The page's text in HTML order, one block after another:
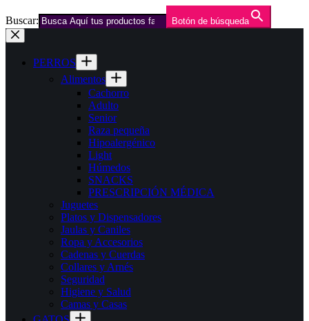
Buscar: Botón de búsqueda
Saltar
al
contenidoPERROS
Alimentos
Cachorro
Adulto
Senior
Raza pequeña
Hipoalergénico
Light
Húmedos
SNACKS
PRESCRIPCIÓN MÉDICA
Juguetes
Platos y Dispensadores
Jaulas y Caniles
Ropa y Accesorios
Cadenas y Cuerdas
Collares y Arnés
Seguridad
Higiene y Salud
Camas y Casas